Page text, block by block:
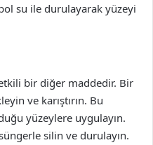
su ile durulayarak yüzeyi
bir diğer maddedir. Bir
ve karıştırın. Bu
yüzeylere uygulayın.
silin ve durulayın.